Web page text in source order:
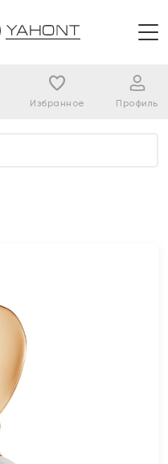
Избранное Профиль